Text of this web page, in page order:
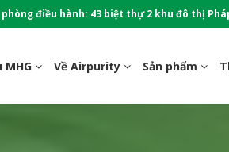
phòng điều hành: 43 biệt thự 2 khu đô thị
MHG Về Airpurity Sản phẩm